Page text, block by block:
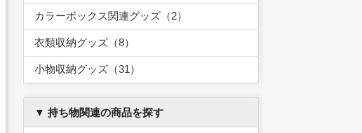
カラーボックス関連グッズ（2）
衣類収納グッズ（8）
小物収納グッズ（31）
▼ 持ち物関連の商品を探す